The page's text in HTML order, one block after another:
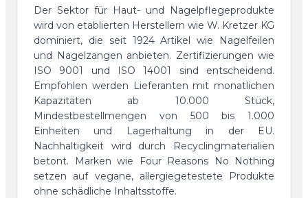
Der Sektor für Haut- und Nagelpflegeprodukte
wird von etablierten Herstellern wie W. Kretzer KG
dominiert, die seit 1924 Artikel wie Nagelfeilen
und Nagelzangen anbieten. Zertifizierungen wie
ISO 9001 und ISO 14001 sind entscheidend.
Empfohlen werden Lieferanten mit monatlichen
Kapazitäten ab 10.000 Stück,
Mindestbestellmengen von 500 bis 1.000
Einheiten und Lagerhaltung in der EU.
Nachhaltigkeit wird durch Recyclingmaterialien
betont. Marken wie Four Reasons No Nothing
setzen auf vegane, allergiegetestete Produkte
ohne schädliche Inhaltsstoffe.